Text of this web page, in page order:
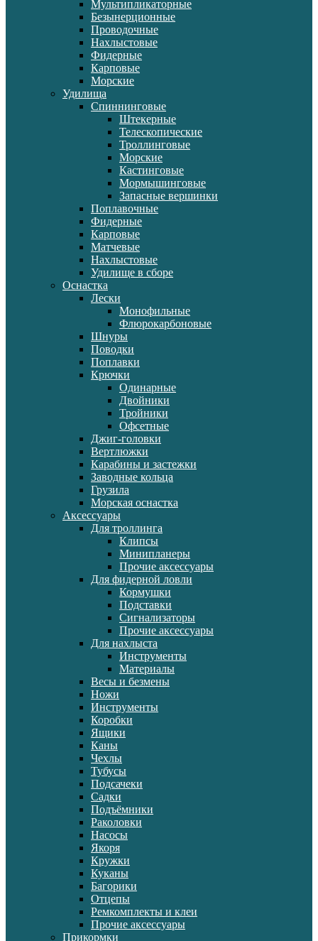
Мультипликаторные
Безынерционные
Проводочные
Нахлыстовые
Фидерные
Карповые
Морские
Удилища
Спиннинговые
Штекерные
Телескопические
Троллинговые
Морские
Кастинговые
Мормышинговые
Запасные вершинки
Поплавочные
Фидерные
Карповые
Матчевые
Нахлыстовые
Удилище в сборе
Оснастка
Лески
Монофильные
Флюрокарбоновые
Шнуры
Поводки
Поплавки
Крючки
Одинарные
Двойники
Тройники
Офсетные
Джиг-головки
Вертлюжки
Карабины и застежки
Заводные кольца
Грузила
Морская оснастка
Аксессуары
Для троллинга
Клипсы
Минипланеры
Прочие аксессуары
Для фидерной ловли
Кормушки
Подставки
Сигнализаторы
Прочие аксессуары
Для нахлыста
Инструменты
Материалы
Весы и безмены
Ножи
Инструменты
Коробки
Ящики
Каны
Чехлы
Тубусы
Подсачеки
Садки
Подъёмники
Раколовки
Насосы
Якоря
Кружки
Куканы
Багорики
Отцепы
Ремкомплекты и клеи
Прочие аксессуары
Прикормки